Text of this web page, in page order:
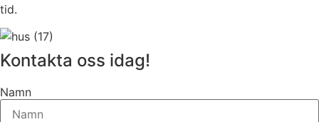
tid.
Kontakta oss idag!
Namn